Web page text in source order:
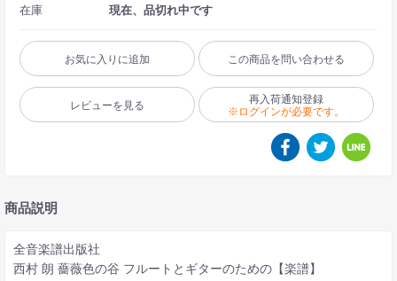
在庫 現在、品切れ中です
お気に入りに追加 この商品を問い合わせる
レビューを見る
再入荷通知登録
※ログインが必要です。
商品説明
全音楽譜出版社
西村 朗 薔薇色の谷 フルートとギターのための【楽譜】